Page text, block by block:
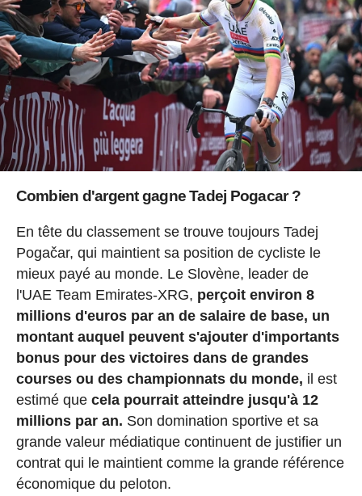
Combien d'argent gagne Tadej Pogacar ?
En tête du classement se trouve toujours Tadej
Pogačar, qui maintient sa position de cycliste le
mieux payé au monde. Le Slovène, leader de
l'UAE Team Emirates-XRG, perçoit environ 8
millions d'euros par an de salaire de base, un
montant auquel peuvent s'ajouter d'importants
bonus pour des victoires dans de grandes
courses ou des championnats du monde, il est
estimé que cela pourrait atteindre jusqu'à 12
millions par an. Son domination sportive et sa
grande valeur médiatique continuent de justifier un
contrat qui le maintient comme la grande référence
économique du peloton.